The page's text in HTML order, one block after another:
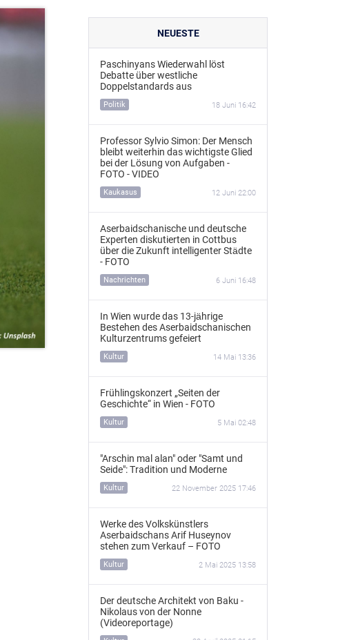
NEUESTE
Paschinyans Wiederwahl löst
Debatte über westliche
Doppelstandards aus
Politik 18 Juni 16:42
Professor Sylvio Simon: Der Mensch
bleibt weiterhin das wichtigste Glied
bei der Lösung von Aufgaben -
FOTO - VIDEO
Kaukasus 12 Juni 22:00
Aserbaidschanische und deutsche
Experten diskutierten in Cottbus
über die Zukunft intelligenter Städte
- FOTO
Nachrichten 6 Juni 16:48
In Wien wurde das 13‑jährige
Bestehen des Aserbaidschanischen
Kulturzentrums gefeiert
Kultur 14 Mai 13:36
Frühlingskonzert „Seiten der
Geschichte“ in Wien - FOTO
Kultur 5 Mai 02:48
"Arschin mal alan" oder "Samt und
Seide": Tradition und Moderne
Kultur 22 November 2025 17:46
Werke des Volkskünstlers
Aserbaidschans Arif Huseynov
stehen zum Verkauf – FOTO
Kultur 2 Mai 2025 13:58
Der deutsche Architekt von Baku -
Nikolaus von der Nonne
(Videoreportage)